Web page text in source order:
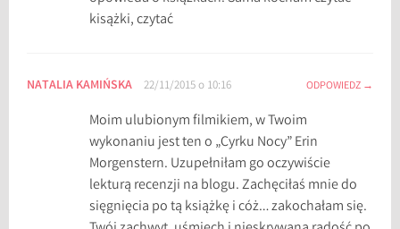
kisążki, czytać
NATALIA KAMIŃSKA 22/11/2015 o 10:16 ODPOWIEDZ
Moim ulubionym filmikiem, w Twoim
wykonaniu jest ten o „Cyrku Nocy” Erin
Morgenstern. Uzupełniłam go oczywiście
lekturą recenzji na blogu. Zachęciłaś mnie do
sięgnięcia po tą książkę i cóż… zakochałam się.